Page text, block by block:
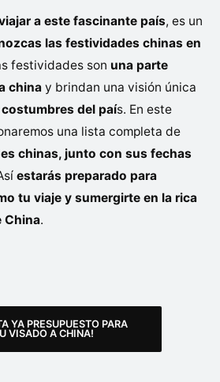
a este fascinante país, es un
las festividades chinas en
festividades son una parte
china y brindan una visión única
del país. En este
una lista completa de
chinas, junto con sus fechas
estarás preparado para
tu viaje y sumergirte en la rica
China.
YA PRESUPUESTO PARA
VISADO A CHINA!